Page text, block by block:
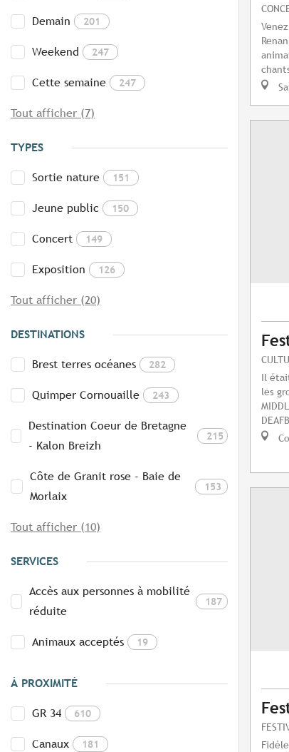
Demain 201
Weekend 247
Cette semaine 247
Tout afficher (7)
TYPES
Sortie nature 151
Jeune public 150
Concert 149
Exposition 126
Tout afficher (20)
DESTINATIONS
Brest terres océanes 282
Quimper Cornouaille 243
Destination Coeur de Bretagne
- Kalon Breizh
215
Côte de Granit rose - Baie de
Morlaix
153
Tout afficher (10)
SERVICES
Accès aux personnes à mobilité
réduite
187
Animaux acceptés 19
À PROXIMITÉ
GR 34 610
Canaux 181
Il
les